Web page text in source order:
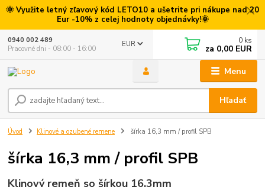
🌞 Využite letný zľavový kód LETO10 a ušetrite pri nákupe nad 20
Eur -10% z celej hodnoty objednávky!🌞
Menu
EUR
Hľadať
0940 002 489
Pracovné dni - 08:00 - 16:00
0 ks
za 0,00 EUR
Úvod Klinové a ozubené remene šírka 16,3 mm / profil SPB
šírka 16,3 mm / profil SPB
Klinový remeň so šírkou 16.3mm